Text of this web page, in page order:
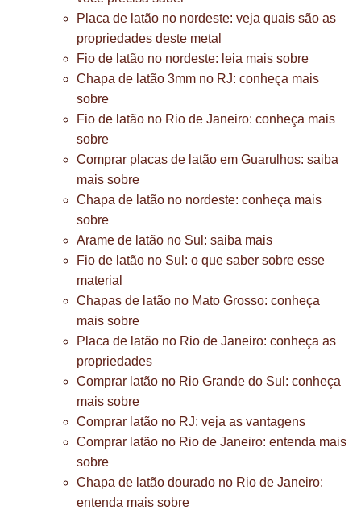
Placa de latão no nordeste: veja quais são as
propriedades deste metal
Fio de latão no nordeste: leia mais sobre
Chapa de latão 3mm no RJ: conheça mais
sobre
Fio de latão no Rio de Janeiro: conheça mais
sobre
Comprar placas de latão em Guarulhos: saiba
mais sobre
Chapa de latão no nordeste: conheça mais
sobre
Arame de latão no Sul: saiba mais
Fio de latão no Sul: o que saber sobre esse
material
Chapas de latão no Mato Grosso: conheça
mais sobre
Placa de latão no Rio de Janeiro: conheça as
propriedades
Comprar latão no Rio Grande do Sul: conheça
mais sobre
Comprar latão no RJ: veja as vantagens
Comprar latão no Rio de Janeiro: entenda mais
sobre
Chapa de latão dourado no Rio de Janeiro:
entenda mais sobre